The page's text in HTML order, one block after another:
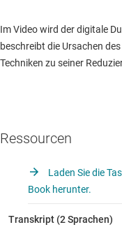
Im Video wird der digitale
beschreibt die Ursachen
Techniken zu seiner
Ressourcen
Laden Sie die
Book herunter.